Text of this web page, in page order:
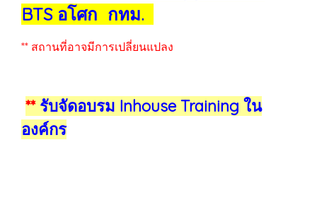
BTS อโศก กทม.
** สถานที่อาจมีการเปลี่ยนแปลง
**รับจัดอบรม Inhouse Training ใน
องค์กร